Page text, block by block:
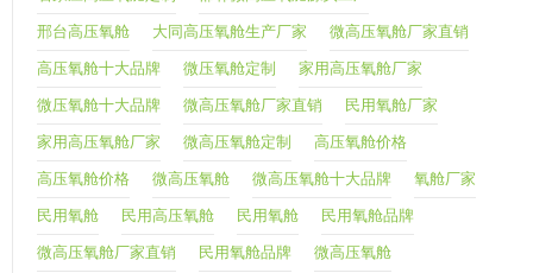
邢台高压氧舱 大同高压氧舱生产厂家 微高压氧舱厂家直销
高压氧舱十大品牌 微压氧舱定制 家用高压氧舱厂家
微压氧舱十大品牌 微高压氧舱厂家直销 民用氧舱厂家
家用高压氧舱厂家 微高压氧舱定制 高压氧舱价格
高压氧舱价格 微高压氧舱 微高压氧舱十大品牌 氧舱厂家
民用氧舱 民用高压氧舱 民用氧舱 民用氧舱品牌
微高压氧舱厂家直销 民用氧舱品牌 微高压氧舱